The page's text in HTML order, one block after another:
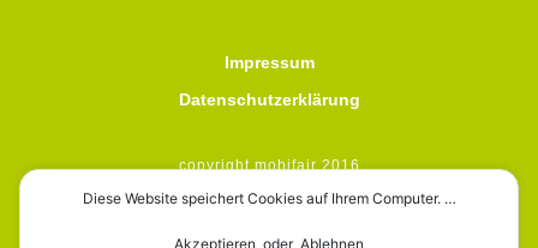
Impressum
Datenschutzerklärung
copyright mobifair 2016
Diese Website speichert Cookies auf Ihrem Computer. …
Akzeptieren oder Ablehnen